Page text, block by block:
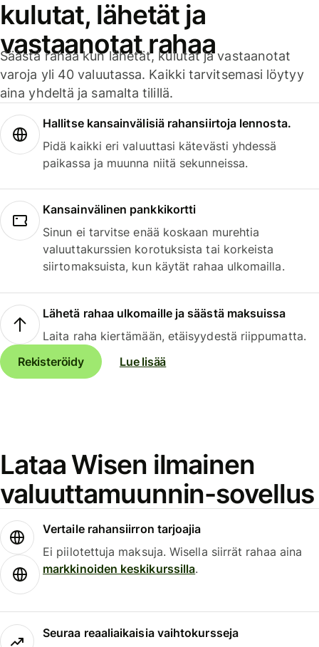
kulutat, lähetät ja
vastaanotat rahaa
Säästä rahaa kun lähetät, kulutat ja vastaanotat
varoja yli 40 valuutassa. Kaikki tarvitsemasi löytyy
aina yhdeltä ja samalta tilillä.
Hallitse kansainvälisiä rahansiirtoja lennosta.
Pidä kaikki eri valuuttasi kätevästi yhdessä
paikassa ja muunna niitä sekunneissa.
Kansainvälinen pankkikortti
Sinun ei tarvitse enää koskaan murehtia
valuuttakurssien korotuksista tai korkeista
siirtomaksuista, kun käytät rahaa ulkomailla.
Lähetä rahaa ulkomaille ja säästä maksuissa
Laita raha kiertämään, etäisyydestä riippumatta.
Rekisteröidy
Lue lisää
Lataa Wisen ilmainen
valuuttamuunnin-sovellus
Vertaile rahansiirron tarjoajia
Ei piilotettuja maksuja. Wisella siirrät rahaa aina
markkinoiden keskikurssilla.
Seuraa reaaliaikaisia vaihtokursseja